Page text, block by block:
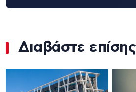
Διαβάστε επίσης